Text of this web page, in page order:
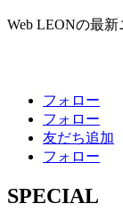
Web LEONの最新
フォロー
フォロー
友だち追加
フォロー
SPECIAL